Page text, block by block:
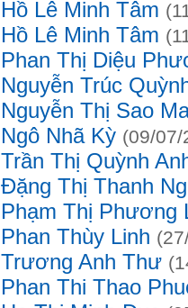
Hồ Lê Minh Tâm
Hồ Lê Minh Tâm
Phan Thị Diệu
Nguyễn Trúc
Nguyễn Thị Sao
Ngô Nhã Kỳ (09/07/
Trần Thị Quỳnh
Đặng Thị Thanh
Phạm Thị Phương
Phan Thùy Linh
Trương Anh Thư
Phan Thi Thao